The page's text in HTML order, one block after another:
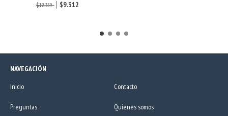
$12.359
$9.312
NAVEGACIÓN
Inicio
Contacto
Preguntas Quienes somos